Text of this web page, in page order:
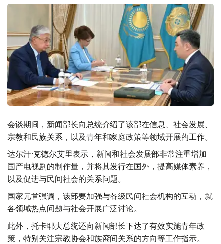
会谈期间，新闻部长向总统介绍了该部在信息、社会发展、
宗教和民族关系，以及青年和家庭政策等领域开展的工作。
达尔汗·克德尔艾里表示，新闻和社会发展部非常注重增加
国产电视剧的制作量，并将其发行在国外，提高媒体素养，
以及促进与民间社会的关系问题。
国家元首强调，该部要加强与各级民间社会机构的互动，就
各领域热点问题与社会开展广泛讨论。
此外，托卡耶夫总统还向新闻部长下达了有效实施青年政
策，特别关注宗教协会和族裔间关系的方向等工作指示。